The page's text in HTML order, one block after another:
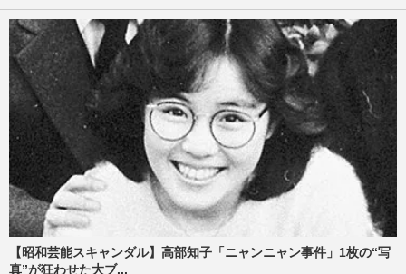
【昭和芸能スキャンダル】高部知子「ニャンニャン事件」1枚の“写
真”が狂わせた大ブ...